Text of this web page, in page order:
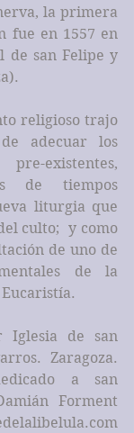
la primera
fue en 1557 en
de san Felipe y
religioso trajo
adecuar los
existentes,
de tiempos
liturgia que
culto;  y como
de uno de
de la
Iglesia de san
Zaragoza.
a san
Forment